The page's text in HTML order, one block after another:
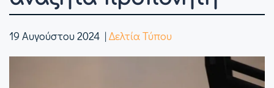
19 Αυγούστου 2024 |Δελτία Τύπου